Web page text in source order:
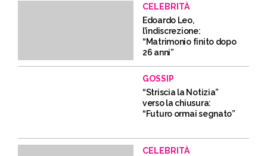
CELEBRITÀ
Edoardo Leo,
l’indiscrezione:
“Matrimonio finito dopo
26 anni”
GOSSIP
“Striscia la Notizia”
verso la chiusura:
“Futuro ormai segnato”
CELEBRITÀ